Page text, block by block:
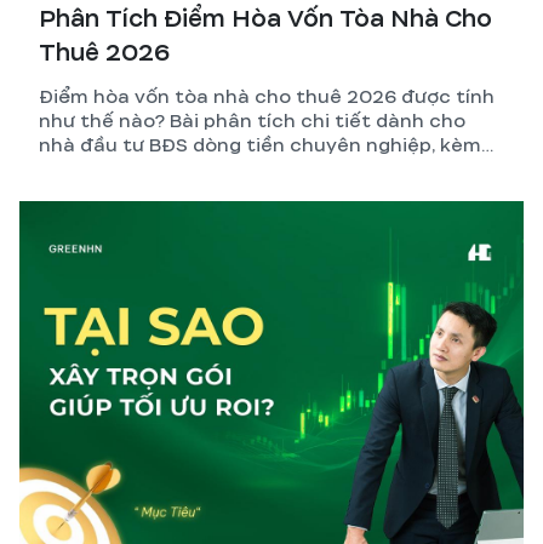
Phân Tích Điểm Hòa Vốn Tòa Nhà Cho
Thuê 2026
Điểm hòa vốn tòa nhà cho thuê 2026 được tính
như thế nào? Bài phân tích chi tiết dành cho
nhà đầu tư BĐS dòng tiền chuyên nghiệp, kèm